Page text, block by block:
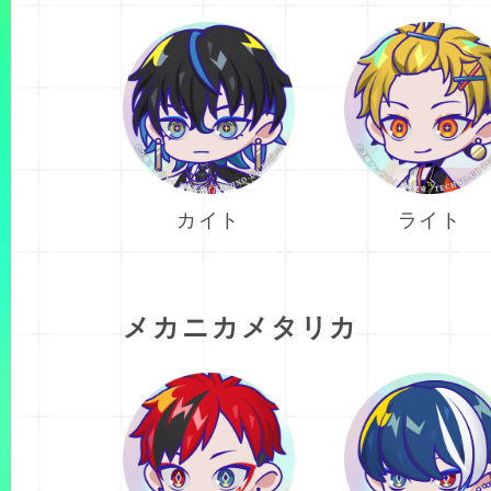
カイト ライト
メカニカメタリカ